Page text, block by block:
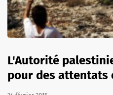
L'Autorité
pour des attentats